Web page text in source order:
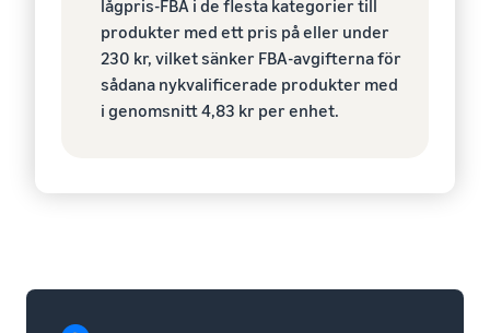
lågpris-FBA i de flesta kategorier till
produkter med ett pris på eller under
230 kr, vilket sänker FBA-avgifterna för
sådana nykvalificerade produkter med
i genomsnitt 4,83 kr per enhet.